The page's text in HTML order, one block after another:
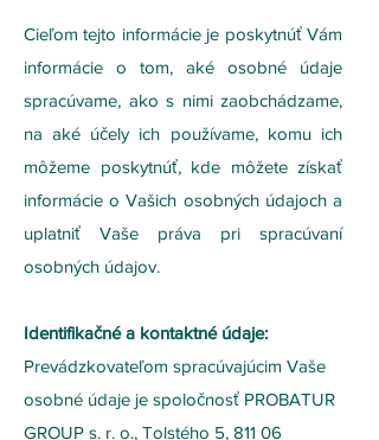
Cieľom tejto informácie je poskytnúť Vám
informácie o tom, aké osobné údaje
spracúvame, ako s nimi zaobchádzame,
na aké účely ich používame, komu ich
môžeme poskytnúť, kde môžete získať
informácie o Vašich osobných údajoch a
uplatniť Vaše práva pri spracúvaní
osobných údajov.
Identifikačné a kontaktné údaje:
Prevádzkovateľom spracúvajúcim Vaše
osobné údaje je spoločnosť PROBATUR
GROUP s. r. o., Tolstého 5, 811 06